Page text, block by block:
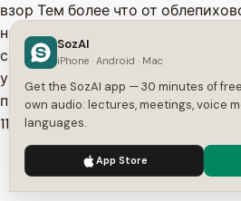
взор Тем более что от
наши глаза станут гораздо
самом первом исследовании
употребляли облепиховое или
протяжении 3х месяцев
11:47
Speaker A
в том же исследовании
холестерина в крови и
We use cookies to enhance your experience.
SozAI
iPhone · Android · Mac
Get the SozAI app — 30 minutes of
own audio: lectures, meetings, voice
languages.
App Store